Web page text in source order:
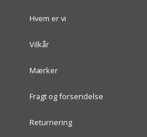
Hvem er vi
Vilkår
Mærker
Fragt og forsendelse
Returnering